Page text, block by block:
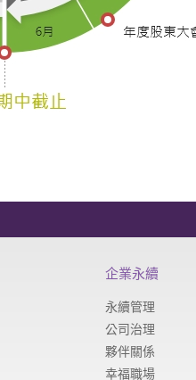
企業永續
永續管理
公司治理
夥伴關係
幸福職場